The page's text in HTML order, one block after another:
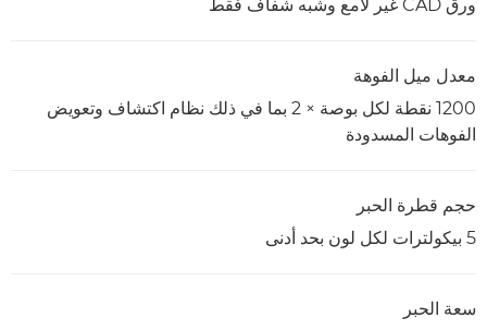
ورق CAD غير لامع وشبه شفاف فقط
معدل ميل الفوهة
1200 نقطة لكل بوصة × 2 بما في ذلك نظام اكتشاف وتعويض
الفوهات المسدودة
حجم قطرة الحبر
5 بيكولترات لكل لون بحد أدنى
سعة الحبر